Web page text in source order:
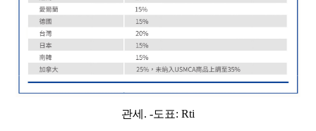
관세. -도표: Rti